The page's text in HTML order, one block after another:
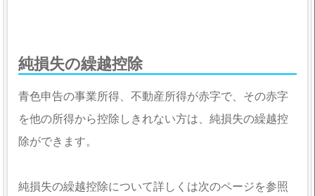
純損失の繰越控除
青色申告の事業所得、不動産所得が赤字で、その赤字
を他の所得から控除しきれない方は、純損失の繰越控
除ができます。
純損失の繰越控除について詳しくは次のページを参照